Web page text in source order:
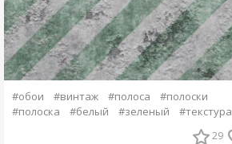
#обои #винтаж #полоса
#полоски
#полоска
#белый #зеленый #текстура
29